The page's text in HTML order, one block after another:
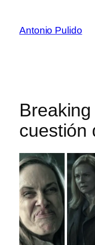
Antonio Pulido
cuestión